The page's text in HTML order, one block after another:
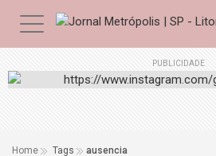
PUBLICIDADE
Home Tags ausencia